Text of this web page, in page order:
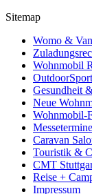
Sitemap
Womo &
Wohnmobil
OutdoorSport
Gesundheit
Neue
Wohnmobil-
Caravan
Touristik &
CMT
Reise +
Impressum